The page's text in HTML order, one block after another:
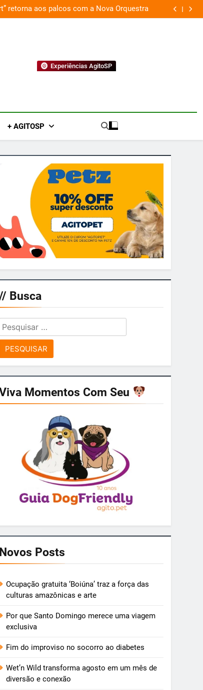
retorna aos palcos com a Nova Orquestra Cobasi
Experiências AgitoSP
+ AGITOSP
Busca
Pesquisar
Momentos Com Seu
Novos Posts
Ocupação gratuita ‘Boiúna’ traz a força das
culturas amazônicas e arte
Por que Santo Domingo merece uma viagem
exclusiva
Fim do improviso no socorro ao diabetes
Wet’n Wild transforma agosto em um mês de
diversão e conexão